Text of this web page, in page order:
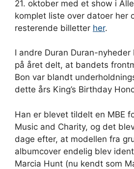
21. oktober med et show i
komplet liste over datoer her
resterende billetter her.
I andre Duran Duran-
på året delt, at bandets
Bon var blandt
dette års King’s Birthday
Han er blevet tildelt en MBE
Music and Charity, og det
dage efter, at modellen fra
albumcover endelig blev
Marcia Hunt (nu kendt som